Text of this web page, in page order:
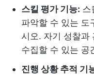
스킬 평가 기능: 스
파악할 수 있는 도
시오. 자기 성찰과
수집할 수 있는 공
진행 상황 추적 기